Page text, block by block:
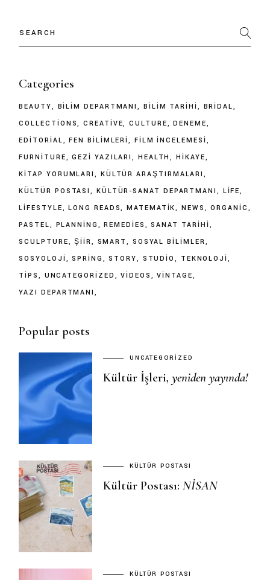
Categories
BEAUTY BILIM DEPARTMANI BILIM TARIHI
BRIDAL
COLLECTIONS
CREATIVE CULTURE
DENEME
EDITORIAL
FEN BILIMLERI
FILM İNCELEMESI
FURNITURE
GEZI YAZILARI HEALTH
HIKAYE
KITAP YORUMLARI
KÜLTÜR ARAŞTIRMALARI
KÜLTÜR POSTASI
KÜLTÜR-SANAT DEPARTMANI
LIFE
LIFESTYLE
LONG READS MATEMATIK NEWS
ORGANIC
PASTEL
PLANNING REMEDIES
SANAT TARIHI
SCULPTURE
ŞIIR SMART
SOSYAL BILIMLER
SOSYOLOJI
SPRING STORY STUDIO
TEKNOLOJI
TIPS
UNCATEGORIZED VIDEOS
VINTAGE
YAZI DEPARTMANI
Popular posts
UNCATEGORIZED
Kültür İşleri,yeniden yayında!
KÜLTÜR POSTASI
Kültür Postası:NISAN
KÜLTÜR POSTASI